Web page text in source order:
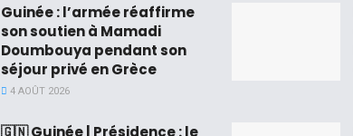
Guinée : l’armée réaffirme
son soutien à Mamadi
Doumbouya pendant son
séjour privé en Grèce
4 AOÛT 2026
🇬🇳 Guinée | Présidence : le